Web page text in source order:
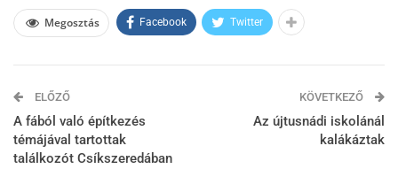
Megosztás Facebook Twitter
ELŐZŐ
A fából való építkezés
témájával tartottak
találkozót Csíkszeredában
KÖVETKEZŐ
Az újtusnádi iskolánál
kalákáztak